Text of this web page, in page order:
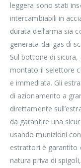
leggera sono stati
intercambiabili in
durata dell’arma sia
generata dai gas di
Sul bottone di
montato il selettore
e immediata. Gli
di azionamento a
direttamente
da garantire una
usando munizioni
estrattori è garantito
natura priva di